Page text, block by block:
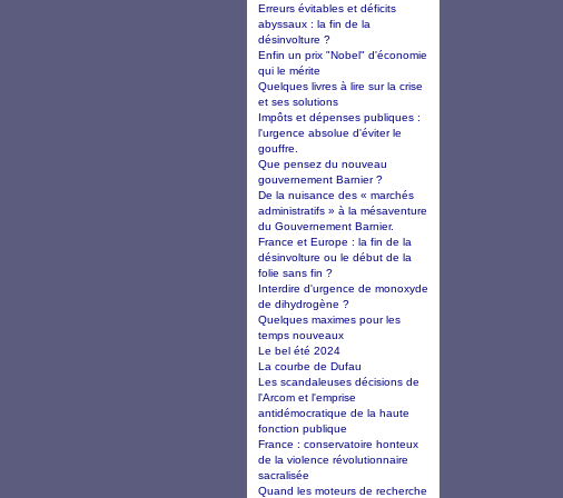
Erreurs évitables et déficits
abyssaux : la fin de la
désinvolture ?
Enfin un prix "Nobel" d'économie
qui le mérite
Quelques livres à lire sur la crise
et ses solutions
Impôts et dépenses publiques :
l'urgence absolue d'éviter le
gouffre.
Que pensez du nouveau
gouvernement Barnier ?
De la nuisance des « marchés
administratifs » à la mésaventure
du Gouvernement Barnier.
France et Europe : la fin de la
désinvolture ou le début de la
folie sans fin ?
Interdire d'urgence de monoxyde
de dihydrogène ?
Quelques maximes pour les
temps nouveaux
Le bel été 2024
La courbe de Dufau
Les scandaleuses décisions de
l'Arcom et l'emprise
antidémocratique de la haute
fonction publique
France : conservatoire honteux
de la violence révolutionnaire
sacralisée
Quand les moteurs de recherche